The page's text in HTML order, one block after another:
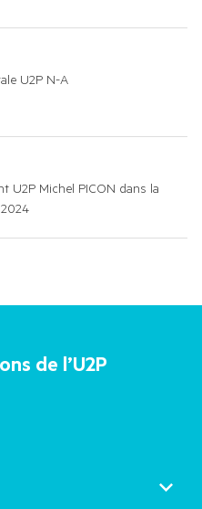
DE PRESSE
U2P N-A
U2P Michel PICON dans la
de l’U2P